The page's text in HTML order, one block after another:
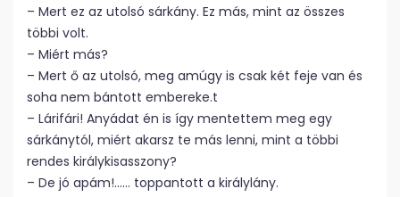
– Mert ez az utolsó sárkány. Ez más, mint az összes
többi volt.
– Miért más?
– Mert ő az utolsó, meg amúgy is csak két feje van és
soha nem bántott embereke.t
– Lárifári! Anyádat én is így mentettem meg egy
sárkánytól, miért akarsz te más lenni, mint a többi
rendes királykisasszony?
– De jó apám!…… toppantott a királylány.